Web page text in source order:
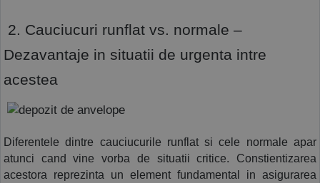
2. Cauciucuri runflat vs. normale –
Dezavantaje in situatii de urgenta intre
acestea
Diferentele dintre cauciucurile runflat si cele normale apar
atunci cand vine vorba de situatii critice. Constientizarea
acestora reprezinta un element fundamental in asigurarea